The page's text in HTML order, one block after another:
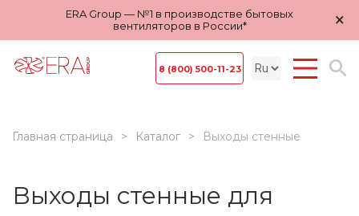
ERA Group — №1 в производстве бытовых
вентиляторов в России*
×
8 (800) 500-11-23
Главная страница Каталог Выходы стенные
Выходы стенные для